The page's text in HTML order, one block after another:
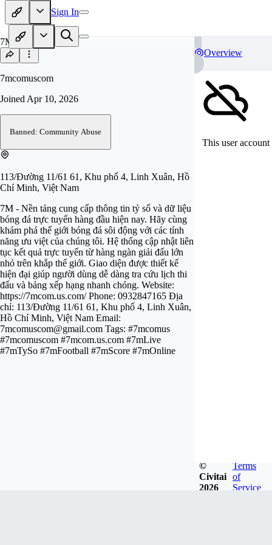
Sign In
7M
7mcomuscom
Joined Apr 10, 2026
Banned: Community Abuse
113/Đường 11/61 61, Khu phố 4, Linh Xuân, Hồ
Chí Minh, Việt Nam
7M - Nền tảng cung cấp thông tin tỷ số và dữ liệu
bóng đá trực tuyến hàng đầu hiện nay. Hãy cùng
khám phá thế giới bóng đá sôi động với các tính
năng ưu việt của chúng tôi. Hệ thống cập nhật liên
tục kết quả trực tuyến từ hàng ngàn giải đấu lớn
nhỏ trên khắp thế giới. Giao diện được thiết kế
hiện đại giúp người dùng dễ dàng tra cứu lịch thi
đấu và bảng xếp hạng nhanh chóng. Website:
https://7mcom.us.com/ Phone: 0932847165 Địa
chỉ: 113/Đường 11/61 61, Khu phố 4, Linh Xuân,
Hồ Chí Minh, Việt Nam Email:
7mcomuscom@gmail.com Tags: #7mcomus
#7mcomuscom #7mcom.us.com #7mLive
#7mTySo #7mFootball #7mScore #7mOnline
Overview
This user
©
Civitai
2026
Terms
of
Service